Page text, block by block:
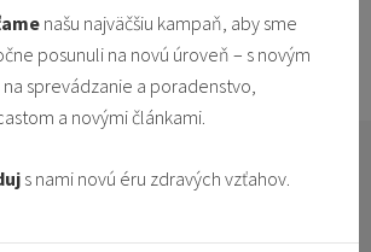
Vzťahy & Identita
„Toto manželstvo ma raz zabije!“
našu najväčšiu kampaň, aby sme
posunuli na novú úroveň – s novým
sprevádzanie a poradenstvo,
a novými článkami.
s nami novú éru zdravých vzťahov.